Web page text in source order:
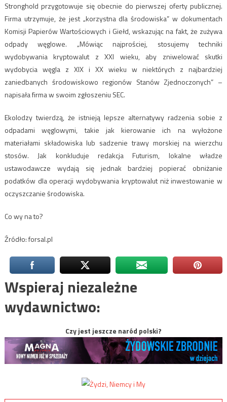
Stronghold przygotowuje się obecnie do pierwszej oferty publicznej.
Firma utrzymuje, że jest „korzystna dla środowiska” w dokumentach
Komisji Papierów Wartościowych i Giełd, wskazując na fakt, że zużywa
odpady węglowe. „Mówiąc najprościej, stosujemy techniki
wydobywania kryptowalut z XXI wieku, aby zniwelować skutki
wydobycia węgla z XIX i XX wieku w niektórych z najbardziej
zaniedbanych środowiskowo regionów Stanów Zjednoczonych” –
napisała firma w swoim zgłoszeniu SEC.
Ekolodzy twierdzą, że istnieją lepsze alternatywy radzenia sobie z
odpadami węglowymi, takie jak kierowanie ich na wyłożone
materiałami składowiska lub sadzenie trawy morskiej na wierzchu
stosów. Jak konkluduje redakcja Futurism, lokalne władze
ustawodawcze wydają się jednak bardziej popierać obniżanie
podatków dla operacji wydobywania kryptowalut niż inwestowanie w
oczyszczanie środowiska.
Co wy na to?
Źródło: forsal.pl
Wspieraj niezależne
wydawnictwo:
Czy jest jeszcze naród polski?